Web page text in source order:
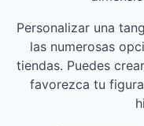
Personalizar una
las numerosas
tiendas. Puedes
favorezca tu